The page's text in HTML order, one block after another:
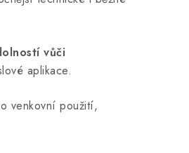
vůči
aplikace.
venkovní použití,